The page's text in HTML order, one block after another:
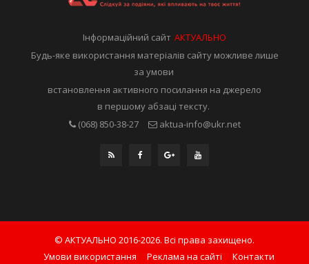
Інформаційний сайтАКТУАЛЬНО
Будь-яке використання матеріалів сайту можливе лише
за умови
встановлення активного посилання на джерело
в першому абзаці тексту.
(068) 850-38-27
aktua-info@ukr.net
© АКТУАЛЬНО 2016-2026. Всі права захищено.
Умови використання
Реклама на сайті Контакти